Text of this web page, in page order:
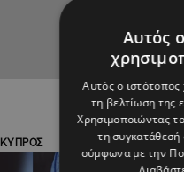
ΚΥΠΡΟΣ
Αυτός
Αυτός ο ιστότοπος
τη βελτίωση της
Χρησιμοποιώντας
τη συγκατάθεσή
σύμφωνα με την